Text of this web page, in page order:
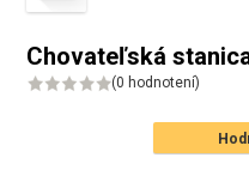
Chovateľská
(0 hodnotení)